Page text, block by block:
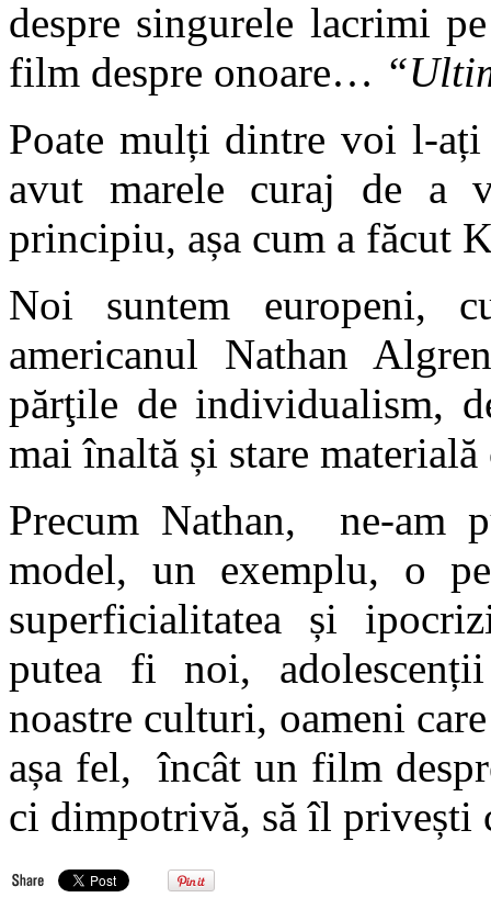
despre singurele lacrimi
film despre onoare…
Poate mulți dintre voi l-
avut marele curaj de a
principiu, așa cum a făcut
Noi suntem europeni,
americanul Nathan
părţile de individualism,
mai înaltă și stare
Precum Nathan, ne-am
model, un exemplu, o
superficialitatea și
putea fi noi,
noastre culturi, oameni
așa fel, încât un film
ci dimpotrivă, să îl privești